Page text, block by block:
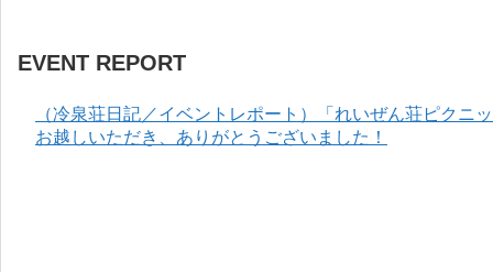
EVENT REPORT
（冷泉荘日記／イベントレポート）「れいぜん荘ピクニ
お越しいただき、ありがとうございました！